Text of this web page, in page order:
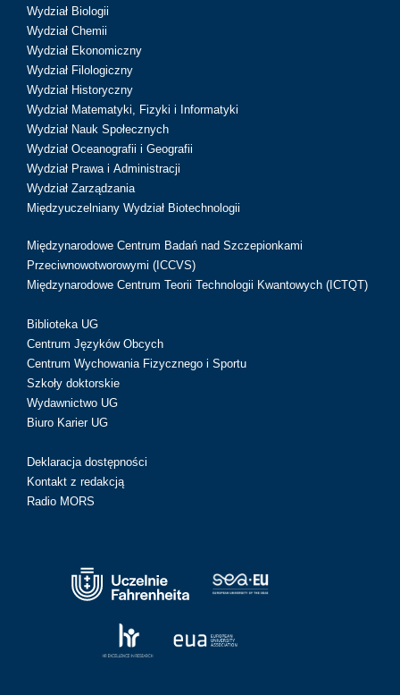
Wydział Biologii
Wydział Chemii
Wydział Ekonomiczny
Wydział Filologiczny
Wydział Historyczny
Wydział Matematyki, Fizyki i Informatyki
Wydział Nauk Społecznych
Wydział Oceanografii i Geografii
Wydział Prawa i Administracji
Wydział Zarządzania
Międzyuczelniany Wydział Biotechnologii
Międzynarodowe Centrum Badań nad Szczepionkami
Przeciwnowotworowymi (ICCVS)
Międzynarodowe Centrum Teorii Technologii Kwantowych (ICTQT)
Biblioteka UG
Centrum Języków Obcych
Centrum Wychowania Fizycznego i Sportu
Szkoły doktorskie
Wydawnictwo UG
Biuro Karier UG
Deklaracja dostępności
Kontakt z redakcją
Radio MORS